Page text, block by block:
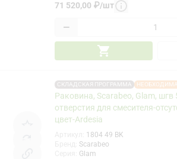
71 520,00 ₽/шт
−
СКЛАДСКАЯ ПРОГРАММА
Раковина, Scarabeo, Glam, шгв
отверстия для смесителя-
цвет-Ardesia
1804 49 BK
Scarabeo
Glam